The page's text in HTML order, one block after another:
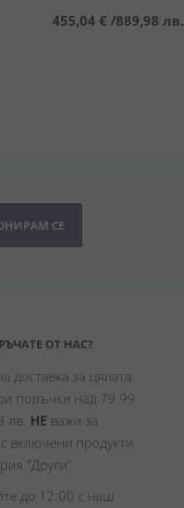
455,04 € /889,98 лв.
СЕ
ОТ НАС?
доставка за цялата
поръчки над 79.99
лв. НЕ важи за
включени продукти
"Други"
до 12:00 с наш